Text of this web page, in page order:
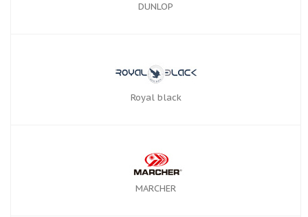
DUNLOP
Royal black
MARCHER